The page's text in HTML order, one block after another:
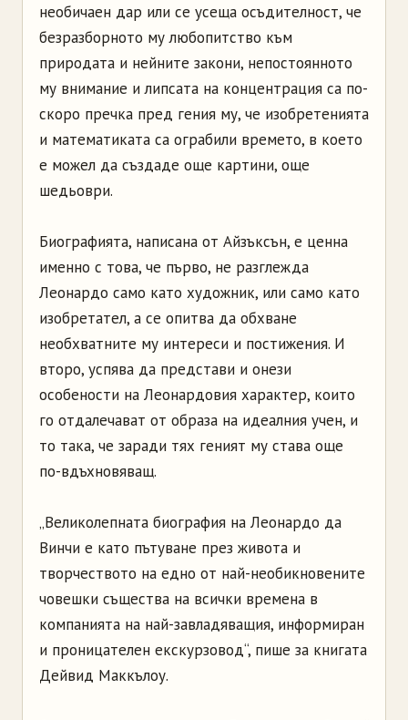
необичаен дар или се усеща осъдителност, че
безразборното му любопитство към
природата и нейните закони, непостоянното
му внимание и липсата на концентрация са по-
скоро пречка пред гения му, че изобретенията
и математиката са ограбили времето, в което
е можел да създаде още картини, още
шедьоври.
Биографията, написана от Айзъксън, е ценна
именно с това, че първо, не разглежда
Леонардо само като художник, или само като
изобретател, а се опитва да обхване
необхватните му интереси и постижения. И
второ, успява да представи и онези
особености на Леонардовия характер, които
го отдалечават от образа на идеалния учен, и
то така, че заради тях геният му става още
по-вдъхновяващ.
„Великолепната биография на Леонардо да
Винчи е като пътуване през живота и
творчеството на едно от най-необикновените
човешки същества на всички времена в
компанията на най-завладяващия, информиран
и проницателен екскурзовод“, пише за книгата
Дейвид Маккълоу.